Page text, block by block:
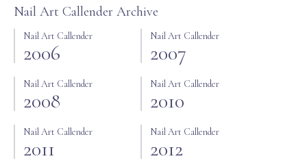
Nail Art Callender Archive
Nail Art Callender
2006
Nail Art Callender
2007
Nail Art Callender
2008
Nail Art Callender
2010
Nail Art Callender
2011
Nail Art Callender
2012